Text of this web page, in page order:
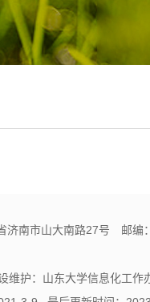
济南市山大南路27号 邮编
维护：山东大学信息化